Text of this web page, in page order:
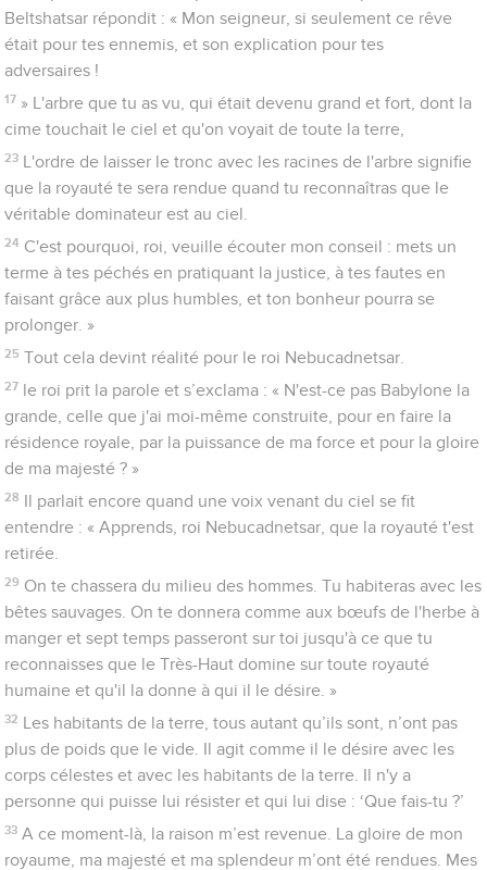
Beltshatsar répondit : « Mon seigneur, si seulement ce rêve
était pour tes ennemis, et son explication pour tes
adversaires !
17 » L'arbre que tu as vu, qui était devenu grand et fort, dont la
cime touchait le ciel et qu'on voyait de toute la terre,
23
L'ordre de laisser le tronc avec les racines de l'arbre signifie
que la royauté te sera rendue quand tu reconnaîtras que le
véritable dominateur est au ciel.
24 C'est pourquoi, roi, veuille écouter mon conseil : mets un
terme à tes péchés en pratiquant la justice, à tes fautes en
faisant grâce aux plus humbles, et ton bonheur pourra se
prolonger. »
25 Tout cela devint réalité pour le roi Nebucadnetsar.
27
le roi prit la parole et s’exclama : « N'est-ce pas Babylone la
grande, celle que j'ai moi-même construite, pour en faire la
résidence royale, par la puissance de ma force et pour la gloire
de ma majesté ? »
28
Il parlait encore quand une voix venant du ciel se fit
entendre : « Apprends, roi Nebucadnetsar, que la royauté t'est
retirée.
29 On te chassera du milieu des hommes. Tu habiteras avec les
bêtes sauvages. On te donnera comme aux bœufs de l'herbe à
manger et sept temps passeront sur toi jusqu'à ce que tu
reconnaisses que le Très-Haut domine sur toute royauté
humaine et qu'il la donne à qui il le désire. »
32
Les habitants de la terre, tous autant qu’ils sont, n’ont pas
plus de poids que le vide. Il agit comme il le désire avec les
corps célestes et avec les habitants de la terre. Il n'y a
personne qui puisse lui résister et qui lui dise : ‘Que fais-tu ?’
33 A ce moment-là, la raison m’est revenue. La gloire de mon
royaume, ma majesté et ma splendeur m’ont été rendues. Mes